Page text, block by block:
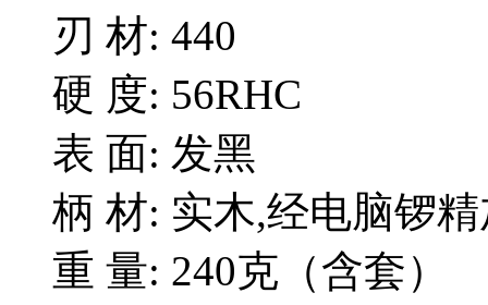
刃 材: 440
硬 度: 56RHC
表 面: 发黑
柄 材: 实木,经电脑锣
重 量: 240克（含套）